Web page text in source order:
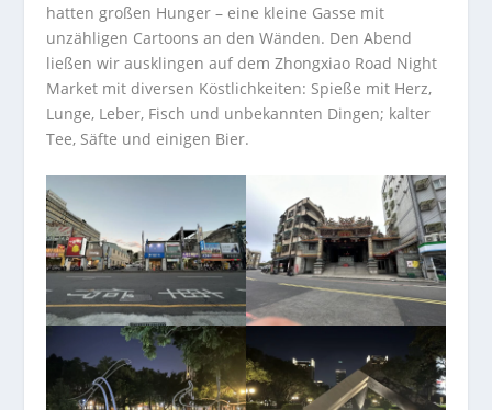
hatten großen Hunger – eine kleine Gasse mit
unzähligen Cartoons an den Wänden. Den Abend
ließen wir ausklingen auf dem Zhongxiao Road Night
Market mit diversen Köstlichkeiten: Spieße mit Herz,
Lunge, Leber, Fisch und unbekannten Dingen; kalter
Tee, Säfte und einigen Bier.